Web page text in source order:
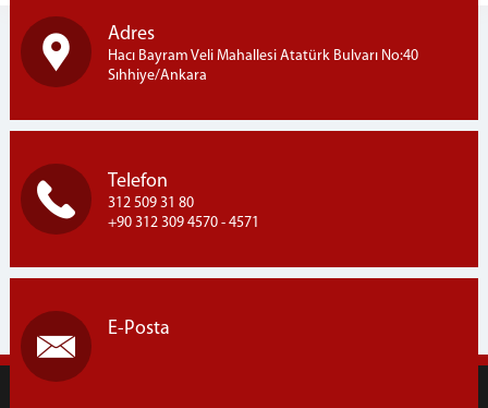
Adres
Hacı Bayram Veli Mahallesi Atatürk Bulvarı No:40
Sıhhiye/Ankara
Telefon
312 509 31 80
+90 312 309 4570 - 4571
E-Posta